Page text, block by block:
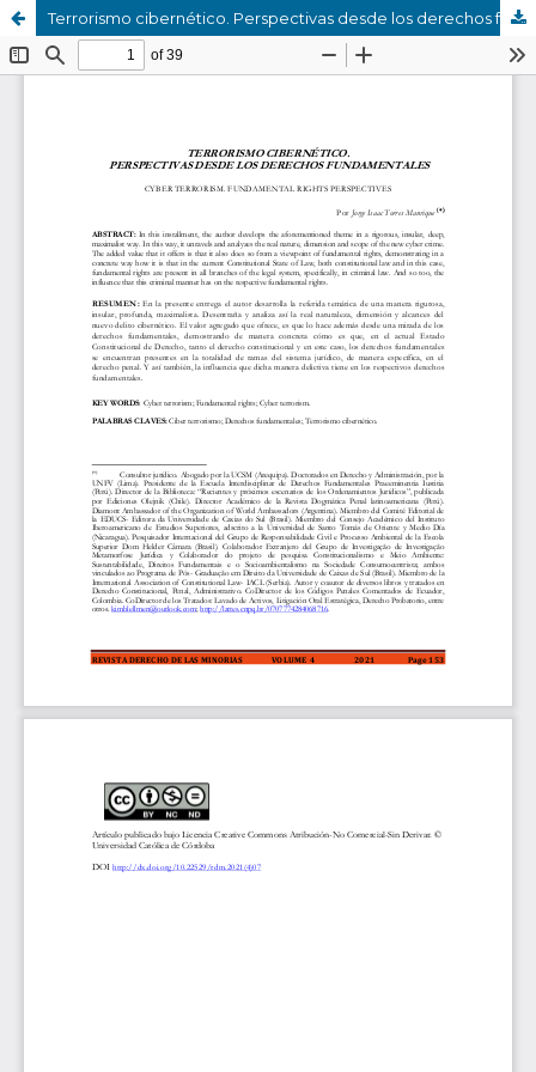
Terrorismo cibernético. Perspectivas desde los derechos fundamentales